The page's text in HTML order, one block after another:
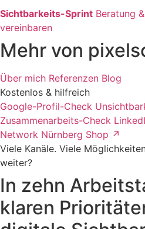
Sichtbarkeits-Sprint Beratung
vereinbaren
Mehr von
Über mich Referenzen Blog
Kostenlos & hilfreich
Google-Profil-Check
Zusammenarbeits-Check
Network Nürnberg Shop ↗
Viele Kanäle. Viele
weiter?
In zehn
klaren